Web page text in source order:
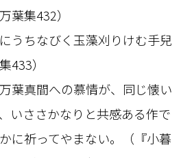
葉集432）
うちなびく玉藻刈りけむ手兒
433）
葉真間への慕情が、同じ懐い
いささかなりと共感ある作で
に祈ってやまない。（『小暮